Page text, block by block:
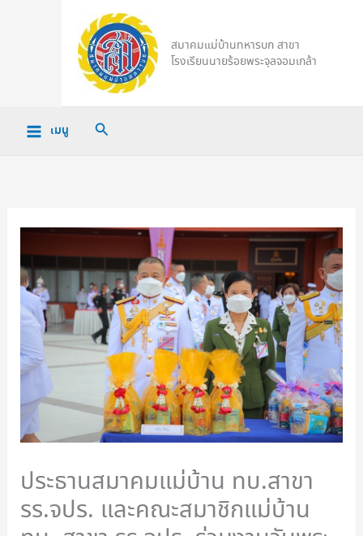
สมาคมแม่บ้านทหารบก สาขา
โรงเรียนนายร้อยพระจุลจอมเกล้า
เมนู Search
ประธานสมาคมแม่บ้าน ทบ.สาขา
รร.จปร. และคณะสมาชิกแม่บ้าน